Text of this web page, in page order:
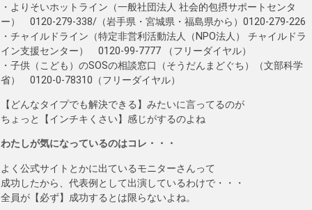
・よりそいホットライン（一般社団法人 社会的包摂サポートセンタ
ー） 0120-279-338/（岩手県・宮城県・福島県から）0120-279-226
・チャイルドライン（特定非営利活動法人（NPO法人） チャイルドラ
イン支援センター） 0120-99-7777 （フリーダイヤル）
・子供（こども）のSOSの相談窓口（そうだんまどぐち）（文部科学
省） 0120-0-78310（フリーダイヤル）
【どんなタイプでも解決できる】みたいに言ってるのが
ちょっと【インチキくさい】感じがするのよね
わたしが気になっているのはコレ・・・
よく公式サイトとかに出ているモニターさんって
成功したから、代表例として出演しているわけで・・・
全員が【必ず】成功するとは限らないよね。